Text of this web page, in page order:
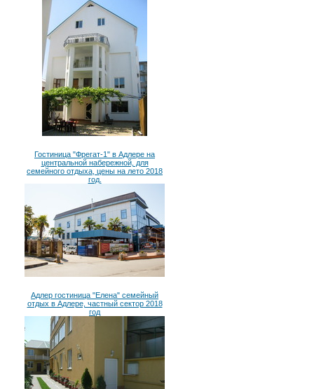
Гостиница "Фрегат-1" в Адлере на
центральной набережной, для
семейного отдыха, цены на лето 2018
год.
Адлер гостиница "Елена" семейный
отдых в Адлере, частный сектор 2018
год